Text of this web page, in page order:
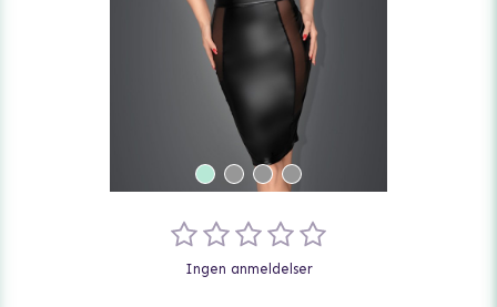
Ingen anmeldelser